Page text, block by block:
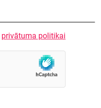
privātuma politikai